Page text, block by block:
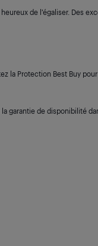
de l’égaliser. Des
la Protection Best Buy
garantie de disponibilité